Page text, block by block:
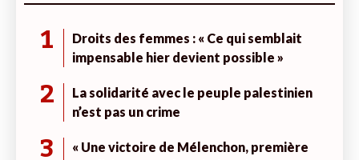
1
Droits des femmes : « Ce qui semblait
impensable hier devient possible »
2
La solidarité avec le peuple palestinien
n’est pas un crime
3
« Une victoire de Mélenchon, première